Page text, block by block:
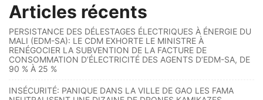
Articles récents
PERSISTANCE DES DÉLESTAGES ÉLECTRIQUES À ÉNERGIE DU
MALI (EDM-SA): LE CDM EXHORTE LE MINISTRE À
RENÉGOCIER LA SUBVENTION DE LA FACTURE DE
CONSOMMATION D’ÉLECTRICITÉ DES AGENTS D’EDM-SA, DE
90 % À 25 %
INSÉCURITÉ: PANIQUE DANS LA VILLE DE GAO LES FAMA